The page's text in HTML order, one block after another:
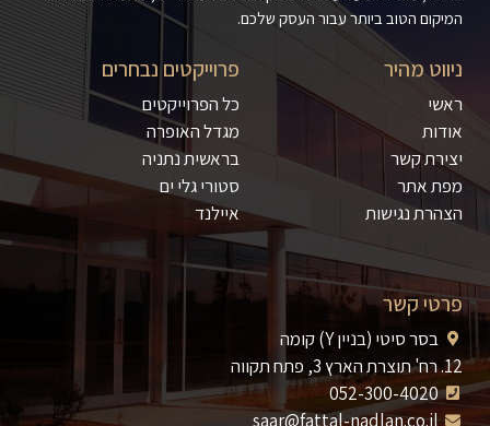
המיקום הטוב ביותר עבור העסק שלכם.
ניווט מהיר
ראשי
אודות
יצירת קשר
מפת אתר
הצהרת נגישות
פרוייקטים נבחרים
כל הפרוייקטים
מגדל האופרה
בראשית נתניה
סטורי גלי ים
איילנד
פרטי קשר
בסר סיטי (בניין Y) קומה
12. רח' תוצרת הארץ 3, פתח תקווה
052-300-4020
saar@fattal-nadlan.co.il